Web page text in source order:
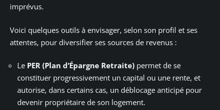
imprévus.
Voici quelques outils à envisager, selon son profil et ses
attentes, pour diversifier ses sources de revenus :
Le PER (Plan d’Épargne Retraite) permet de se
constituer progressivement un capital ou une rente, et
autorise, dans certains cas, un déblocage anticipé pour
devenir propriétaire de son logement.